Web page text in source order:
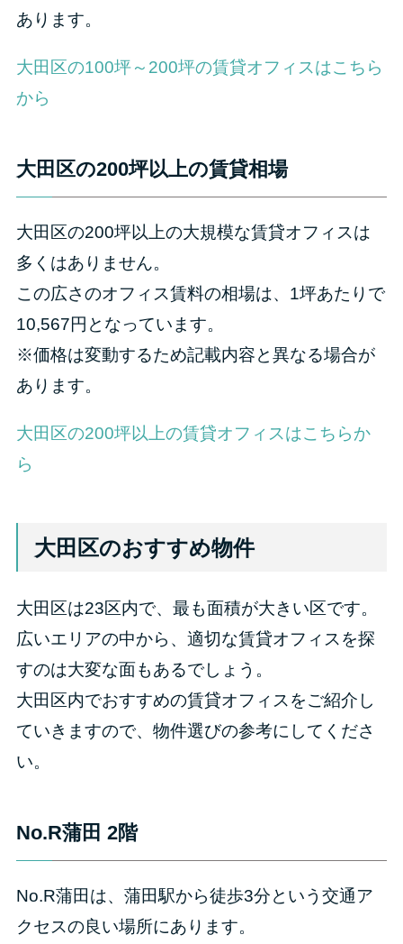
あります。
大田区の100坪～200坪の賃貸オフィスはこちら
から
大田区の200坪以上の賃貸相場
大田区の200坪以上の大規模な賃貸オフィスは
多くはありません。
この広さのオフィス賃料の相場は、1坪あたりで
10,567円となっています。
※価格は変動するため記載内容と異なる場合が
あります。
大田区の200坪以上の賃貸オフィスはこちらか
ら
大田区のおすすめ物件
大田区は23区内で、最も面積が大きい区です。
広いエリアの中から、適切な賃貸オフィスを探
すのは大変な面もあるでしょう。
大田区内でおすすめの賃貸オフィスをご紹介し
ていきますので、物件選びの参考にしてくださ
い。
No.R蒲田 2階
No.R蒲田は、蒲田駅から徒歩3分という交通ア
クセスの良い場所にあります。